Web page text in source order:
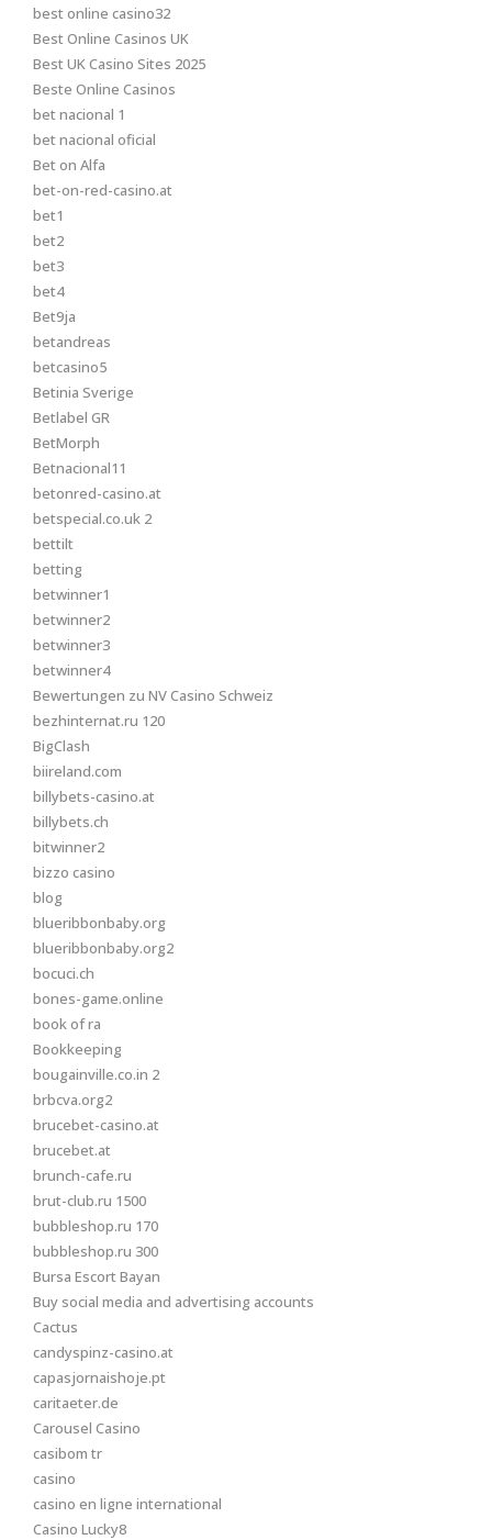
best online casino32
Best Online Casinos UK
Best UK Casino Sites 2025
Beste Online Casinos
bet nacional 1
bet nacional oficial
Bet on Alfa
bet-on-red-casino.at
bet1
bet2
bet3
bet4
Bet9ja
betandreas
betcasino5
Betinia Sverige
Betlabel GR
BetMorph
Betnacional11
betonred-casino.at
betspecial.co.uk 2
bettilt
betting
betwinner1
betwinner2
betwinner3
betwinner4
Bewertungen zu NV Casino Schweiz
bezhinternat.ru 120
BigClash
biireland.com
billybets-casino.at
billybets.ch
bitwinner2
bizzo casino
blog
blueribbonbaby.org
blueribbonbaby.org2
bocuci.ch
bones-game.online
book of ra
Bookkeeping
bougainville.co.in 2
brbcva.org2
brucebet-casino.at
brucebet.at
brunch-cafe.ru
brut-club.ru 1500
bubbleshop.ru 170
bubbleshop.ru 300
Bursa Escort Bayan
Buy social media and advertising accounts
Cactus
candyspinz-casino.at
capasjornaishoje.pt
caritaeter.de
Carousel Casino
casibom tr
casino
casino en ligne international
Casino Lucky8